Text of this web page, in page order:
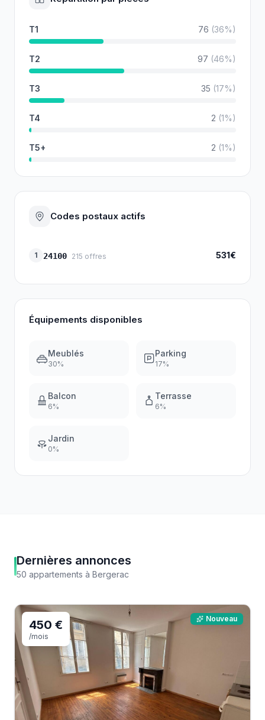
T1 76 (36%)
T2 97 (46%)
T3 35 (17%)
T4 2 (1%)
T5+ 2 (1%)
Codes postaux actifs
1 24100 215 offres 531€
Équipements disponibles
Meublés
30%
Parking
17%
Balcon
6%
Terrasse
6%
Jardin
0%
Dernières annonces
50 appartements à Bergerac
450 €
/mois
Nouveau